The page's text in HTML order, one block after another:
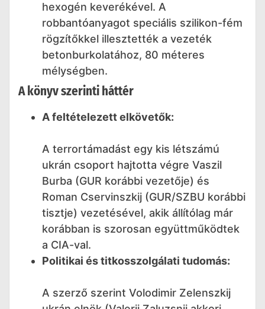
hexogén keverékével. A
robbantóanyagot speciális szilikon-fém
rögzítőkkel illesztették a vezeték
betonburkolatához, 80 méteres
mélységben.
A könyv szerinti háttér
A feltételezett elkövetők:
A terrortámadást egy kis létszámú
ukrán csoport hajtotta végre Vaszil
Burba (GUR korábbi vezetője) és
Roman Cservinszkij (GUR/SZBU korábbi
tisztje) vezetésével, akik állítólag már
korábban is szorosan együttműködtek
a CIA-val.
Politikai és titkosszolgálati tudomás:
A szerző szerint Volodimir Zelenszkij